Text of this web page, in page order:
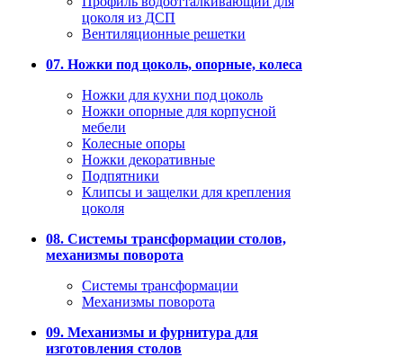
цоколя из ДСП
Вентиляционные решетки
07. Ножки под цоколь, опорные, колеса
Ножки для кухни под цоколь
Ножки опорные для корпусной
мебели
Колесные опоры
Ножки декоративные
Подпятники
Клипсы и защелки для крепления
цоколя
08. Системы трансформации столов,
механизмы поворота
Системы трансформации
Механизмы поворота
09. Механизмы и фурнитура для
изготовления столов